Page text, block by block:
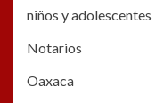
niños y adolescentes
Notarios
Oaxaca